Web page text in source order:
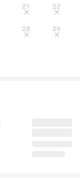
21 22
28 29